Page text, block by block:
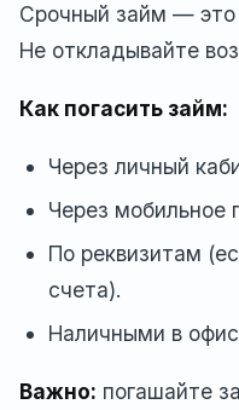
Срочный займ — это
Не откладывайте
Как погасить займ:
Через личный
Через мобильное
По реквизитам
счета).
Наличными в
Важно: погашайте